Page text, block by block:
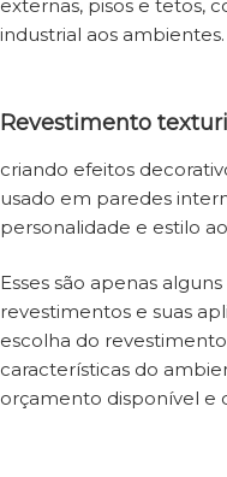
externas, pisos e tetos,
industrial aos ambientes.
Revestimento
criando efeitos
usado em paredes
personalidade e estilo
Esses são apenas
revestimentos e suas
escolha do
características do
orçamento disponível e